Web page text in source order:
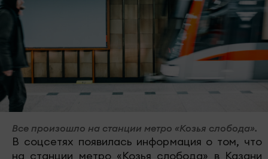
Все произошло на станции метро «Козья слобода».
В соцсетях появилась информация о том, что
на станции метро «Козья слобода» в Казани